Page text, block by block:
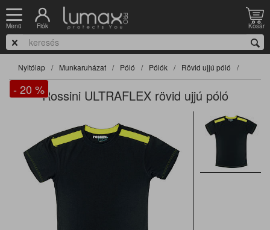
Menü Fiók Kosár
Nyitólap Munkaruházat Póló Pólók Rövid ujjú póló
Rossini ULTRAFLEX rövid ujjú póló
- 20 %